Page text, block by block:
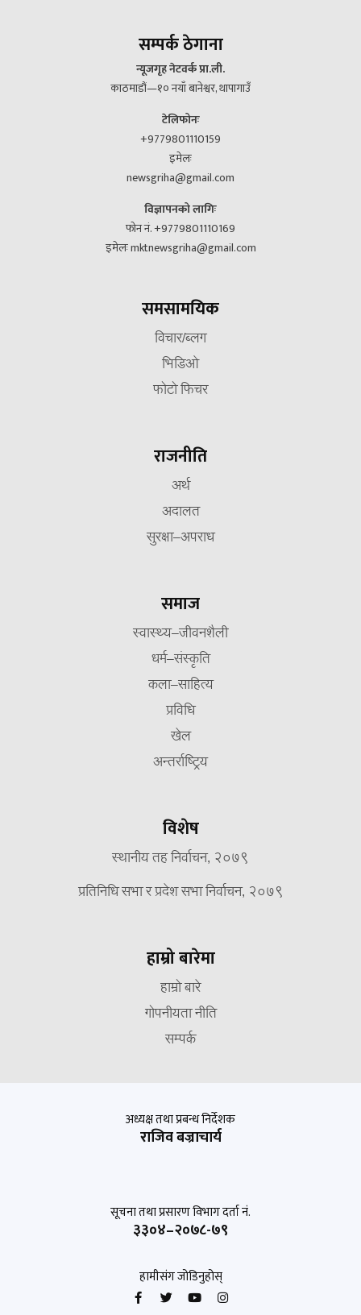
सम्पर्क ठेगाना
न्यूजगृह नेटवर्क प्रा.ली.
काठमाडौं—१० नयाँ बानेश्वर, थापागाउँ
टेलिफोनः
+9779801110159
इमेलः
newsgriha@gmail.com
विज्ञापनको लागिः
फोन नं. +9779801110169
इमेलः mktnewsgriha@gmail.com
समसामयिक
विचार/ब्लग
भिडिओ
फोटो फिचर
राजनीति
अर्थ
अदालत
सुरक्षा–अपराध
समाज
स्वास्थ्य–जीवनशैली
धर्म–संस्कृति
कला–साहित्य
प्रविधि
खेल
अन्तर्राष्ट्रिय
विशेष
स्थानीय तह निर्वाचन, २०७९
प्रतिनिधि सभा र प्रदेश सभा निर्वाचन, २०७९
हाम्रो बारेमा
हाम्रो बारे
गोपनीयता नीति
सम्पर्क
अध्यक्ष तथा प्रबन्ध निर्देशक
राजिव बज्राचार्य
सूचना तथा प्रसारण विभाग दर्ता नं.
३३०४–२०७८-७९
हामीसंग जोडिनुहोस्